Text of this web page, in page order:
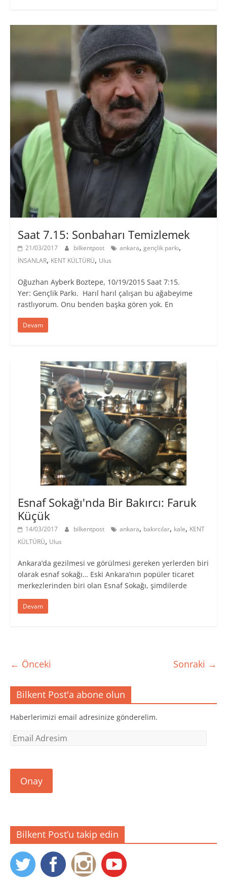
Saat 7.15: Sonbaharı Temizlemek
21/03/2017 bilkentpost ankara, gençlik parkı,
İNSANLAR, KENT KÜLTÜRÜ, Ulus
Oğuzhan Ayberk Boztepe, 10/19/2015 Saat 7:15.
Yer: Gençlik Parkı. Harıl harıl çalışan bu ağabeyime
rastlıyorum. Onu benden başka gören yok. En
Devam
Esnaf Sokağı'nda Bir Bakırcı: Faruk
Küçük
14/03/2017 bilkentpost ankara, bakırcılar, kale, KENT
KÜLTÜRÜ, Ulus
Ankara’da gezilmesi ve görülmesi gereken yerlerden biri
olarak esnaf sokağı… Eski Ankara’nın popüler ticaret
merkezlerinden biri olan Esnaf Sokağı, şimdilerde
Devam
← Önceki Sonraki →
Bilkent Post'a abone olun
Haberlerimizi email adresinize gönderelim.
Email
Onay
Bilkent Post’u takip edin